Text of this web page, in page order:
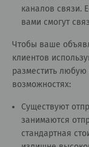
каналов связи.
вами смогут
Чтобы ваше
клиентов
разместить
возможностях:
Существуют
занимаются
стандартная